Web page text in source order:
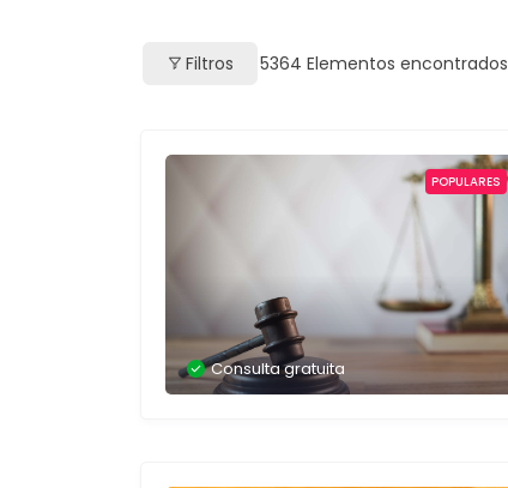
Filtros 5364 Elementos encontrados
POPULARES
Consulta gratuita